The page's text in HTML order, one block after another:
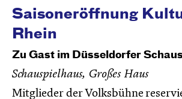
Saisoneröffnung
Rhein
Zu Gast im Düsseldorfer
Schauspielhaus, Großes Haus
Mitglieder der Volksbühne